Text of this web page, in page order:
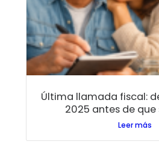
Última llamada fiscal:
2025 antes de
Leer más